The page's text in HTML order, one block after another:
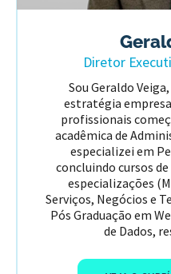
Diretor
Sou Geraldo
estratégia
profissionais
acadêmica de
especializei em
concluindo cursos
especializações
Serviços, Negócios e
Pós Graduação em
de Dados,